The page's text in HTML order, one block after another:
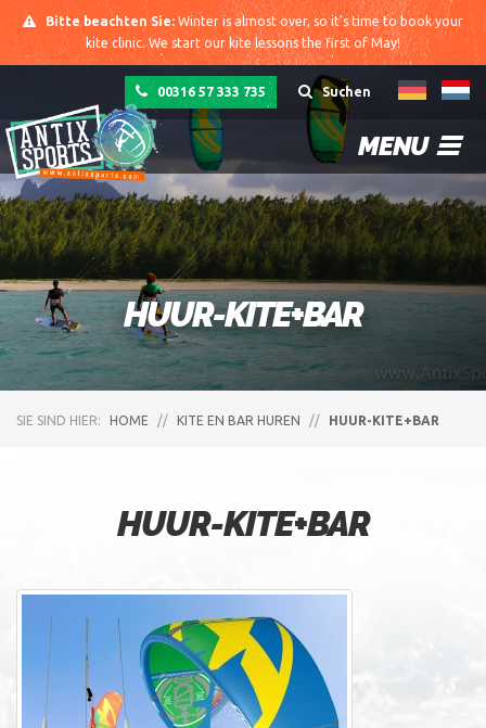
Bitte beachten Sie: Winter is almost over, so it's time to book your
kite clinic. We start our kite lessons the first of May!
Suchen
00316 57 333 735
MENU
HUUR-KITE+BAR
SIE SIND HIER: HOME // KITE EN BAR HUREN // HUUR-KITE+BAR
HUUR-KITE+BAR